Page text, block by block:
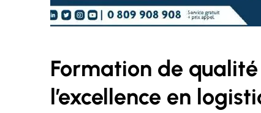
Formation de
l’excellence en